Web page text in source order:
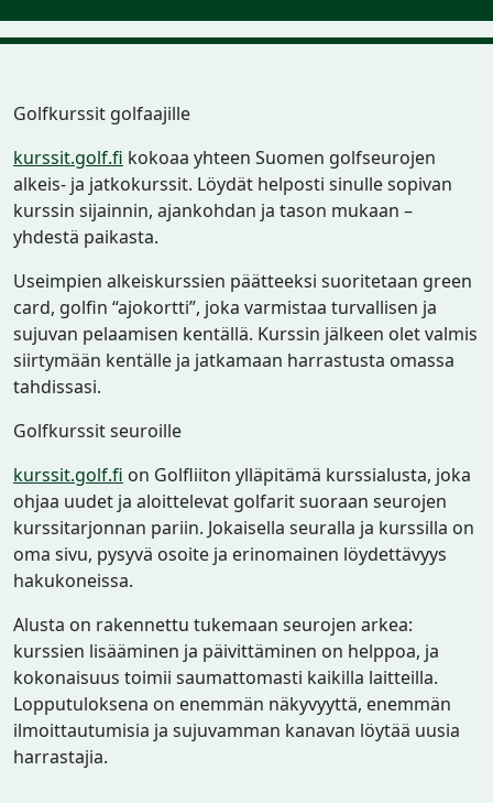
Golfkurssit golfaajille
kurssit.golf.fi kokoaa yhteen Suomen golfseurojen
alkeis- ja jatkokurssit. Löydät helposti sinulle sopivan
kurssin sijainnin, ajankohdan ja tason mukaan –
yhdestä paikasta.
Useimpien alkeiskurssien päätteeksi suoritetaan green
card, golfin “ajokortti”, joka varmistaa turvallisen ja
sujuvan pelaamisen kentällä. Kurssin jälkeen olet valmis
siirtymään kentälle ja jatkamaan harrastusta omassa
tahdissasi.
Golfkurssit seuroille
kurssit.golf.fi on Golfliiton ylläpitämä kurssialusta, joka
ohjaa uudet ja aloittelevat golfarit suoraan seurojen
kurssitarjonnan pariin. Jokaisella seuralla ja kurssilla on
oma sivu, pysyvä osoite ja erinomainen löydettävyys
hakukoneissa.
Alusta on rakennettu tukemaan seurojen arkea:
kurssien lisääminen ja päivittäminen on helppoa, ja
kokonaisuus toimii saumattomasti kaikilla laitteilla.
Lopputuloksena on enemmän näkyvyyttä, enemmän
ilmoittautumisia ja sujuvamman kanavan löytää uusia
harrastajia.